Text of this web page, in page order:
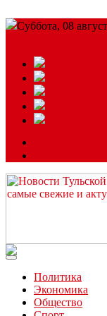
Суббота, 08
Читайте последние
Политика
Экономика
Общество